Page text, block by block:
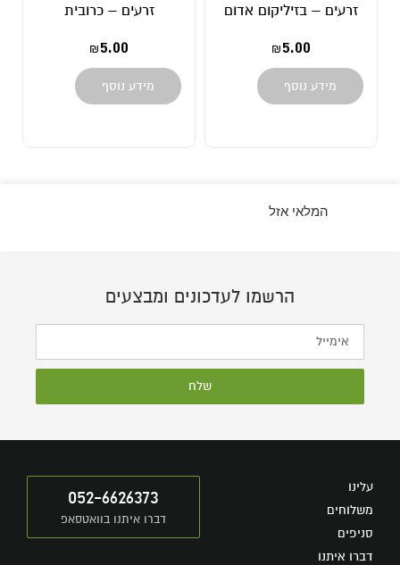
זרעים – בזיליקום אדום
₪5.00
מידע נוסף
זרעים – כרובית
₪5.00
מידע נוסף
המלאי אזל
הרשמו לעדכונים ומבצעים
שלח
עלינו
משלוחים
סניפים
דברו איתנו
052-6626373
דברו איתנו בוואטסאפ